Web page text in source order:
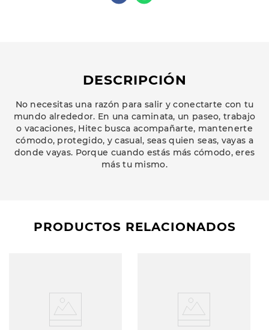
DESCRIPCIÓN
No necesitas una razón para salir y conectarte con tu
mundo alrededor. En una caminata, un paseo, trabajo
o vacaciones, Hitec busca acompañarte, mantenerte
cómodo, protegido, y casual, seas quien seas, vayas a
donde vayas. Porque cuando estás más cómodo, eres
más tu mismo.
PRODUCTOS RELACIONADOS